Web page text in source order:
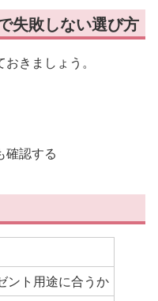
失敗しない選び方
きましょう。
確認する
ント用途に合うか